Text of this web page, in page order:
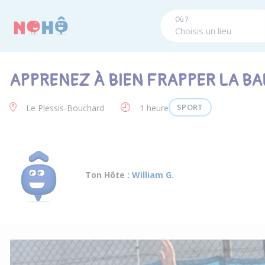
Où ?
APPRENEZ À BIEN FRAPPER LA
Le Plessis-Bouchard 1 heure SPORT
Ton Hôte : William G.